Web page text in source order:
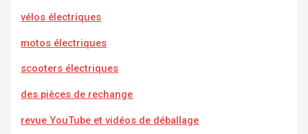
vélos électriques
motos électriques
scooters électriques
des pièces de rechange
revue YouTube et vidéos de déballage